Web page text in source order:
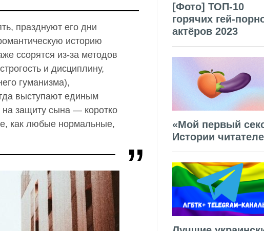
празднуют его дни
историю
ссорятся из-за методов
и дисциплину,
гуманизма),
выступают единым
защиту сына — коротко
как любые нормальные,
[Фото] ТОП-10
горячих гей-
актёров 2023
«Мой первый
Истории